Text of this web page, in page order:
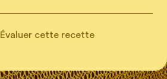
Évaluer cette recette